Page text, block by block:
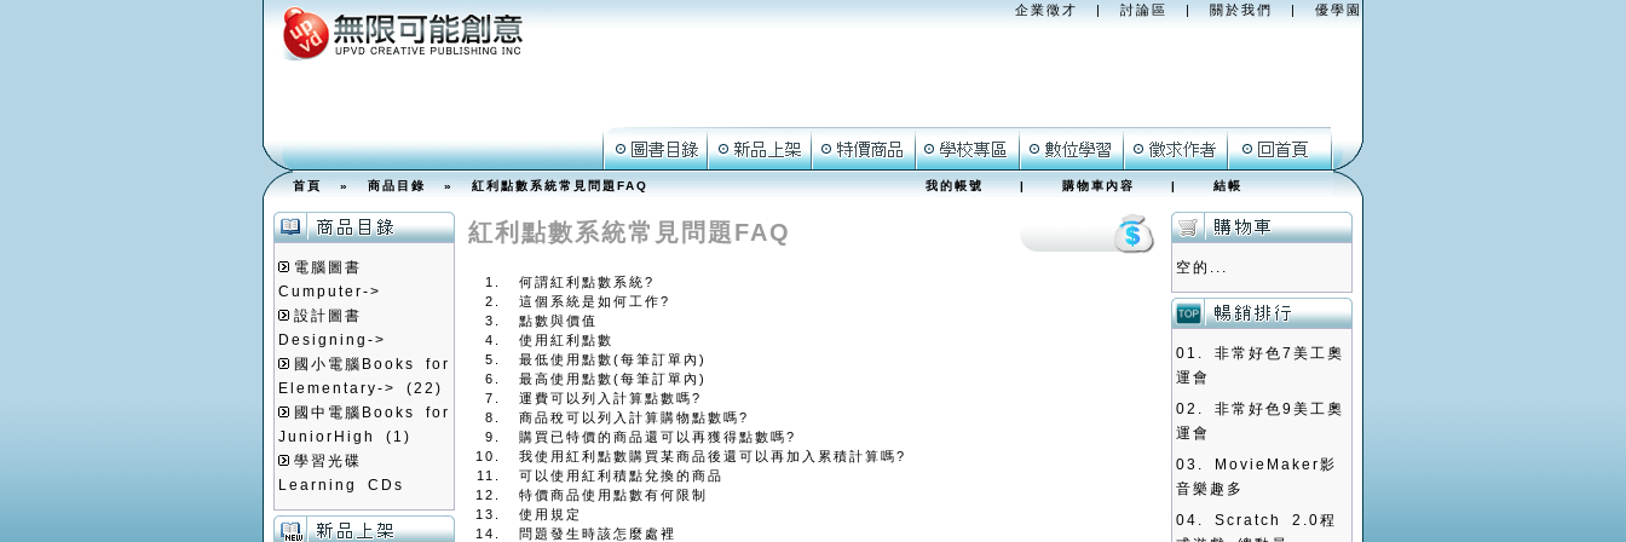
企業徵才 | 討論區 | 關於我們 | 優學園
首頁»商品目錄» 紅利點數系統常見問題FAQ 我的帳號|購物車內容|結帳
電腦圖書
Cumputer->
設計圖書
Designing->
國小電腦Books for
Elementary->
(22)
國中電腦Books for
JuniorHigh
(1)
學習光碟
Learning CDs
紅利點數系統常見問題FAQ
何謂紅利點數系統?
這個系統是如何工作?
點數與價值
使用紅利點數
最低使用點數(每筆訂單內)
最高使用點數(每筆訂單內)
運費可以列入計算點數嗎?
商品稅可以列入計算購物點數嗎?
購買已特價的商品還可以再獲得點數嗎?
我使用紅利點數購買某商品後還可以再加入累積計算嗎?
可以使用紅利積點兌換的商品
特價商品使用點數有何限制
使用規定
問題發生時該怎麼處裡
空的...
01. 非常好色7美工奧
運會
02. 非常好色9美工奧
運會
03.
MovieMaker影
音樂趣多
04. Scratch 2.0程